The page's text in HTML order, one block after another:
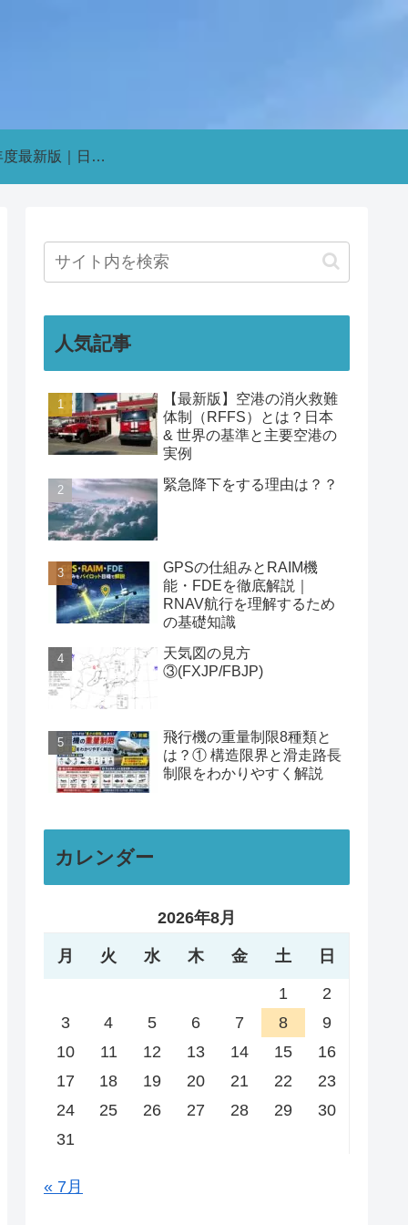
2026年度最新版｜日本の航空会社パイロット採用・インターン情報まとめ【新卒・既卒対応】
人気記事
【最新版】空港の消火救難
体制（RFFS）とは？日本
& 世界の基準と主要空港の
実例
緊急降下をする理由は？？
GPSの仕組みとRAIM機
能・FDEを徹底解説｜
RNAV航行を理解するため
の基礎知識
天気図の見方
③(FXJP/FBJP)
飛行機の重量制限8種類と
は？① 構造限界と滑走路長
制限をわかりやすく解説
カレンダー
2026年8月
月 火 水 木 金 土 日
1
2
3
4 5 6 7 8
9
10
11 12 13 14 15
16
17
18 19 20 21 22
23
24
25 26 27 28 29
30
31
« 7月